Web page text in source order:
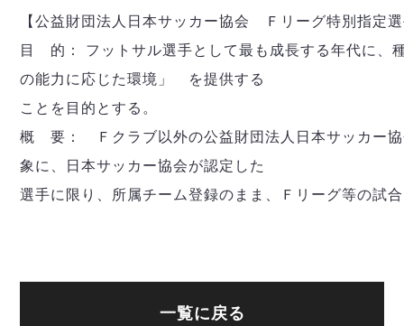
個人ランキング｜第2PK
メットライフ生命Ｆリーグカップ 2026
大会概要
アリーナ情報
チケット情報
ヴォスクオーレ仙台
マルバ水戸FC
リガーレヴィア葛飾
Y．S．C．C．横浜
ヴィンセドール白山
アグレミーナ浜松
デウソン神戸
ポルセイド浜田
リーグ統計データ
ハットトリック
担当審判員
選手の通算記録（Ｆ１）
エスポラーダ北海道
しながわシティ
立川アスレティックFC
DIVISION 02
【公益財団法人日本サッカー協会 Ｆリーグ特別指定
目 的： フットサル選手として最も成長する年代に、
の能力に応じた環境」 を提供する
ことを目的とする。
概 要： Ｆクラブ以外の公益財団法人日本サッカー協
象に、日本サッカー協会が認定した
選手に限り、所属チーム登録のまま、Ｆリーグ等の試
一覧に戻る